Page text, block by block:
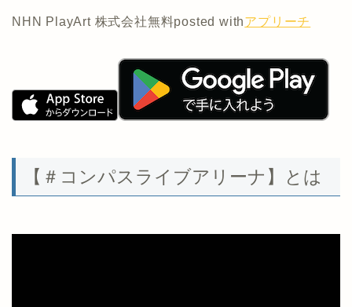
NHN PlayArt 株式会社無料posted withアプリーチ
【＃コンパスライブアリーナ】とは